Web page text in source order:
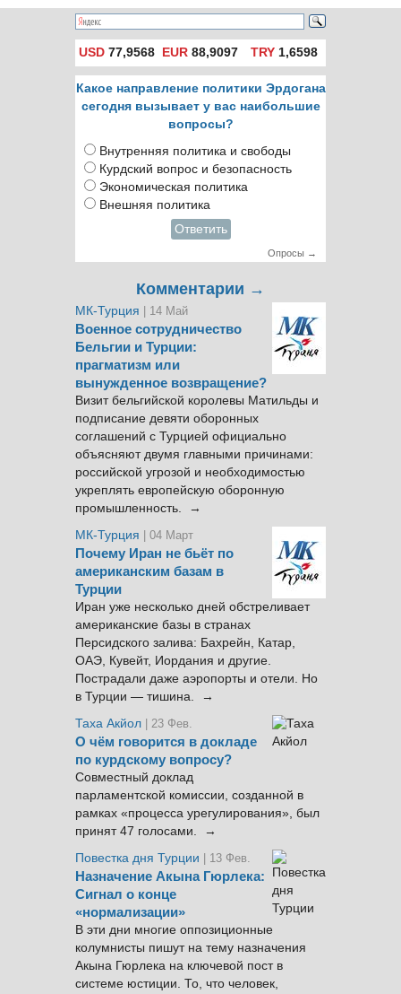
пассажиров
миллионов человек
USD 77,9568 EUR 88,9097 TRY1,6598
Какое направление политики Эрдогана
сегодня вызывает у вас наибольшие
вопросы?
Внутренняя политика и свободы
Курдский вопрос и безопасность
Экономическая политика
Внешняя политика
Ответить
Опросы →
Комментарии →
МК-Турция | 14 Май
Военное сотрудничество
Бельгии и Турции:
прагматизм или
вынужденное возвращение?
Визит бельгийской королевы Матильды и
подписание девяти оборонных
соглашений с Турцией официально
объясняют двумя главными причинами:
российской угрозой и необходимостью
укреплять европейскую оборонную
промышленность. →
МК-Турция
| 04 Март
Почему Иран не бьёт по
американским базам в
Турции
Иран уже несколько дней обстреливает
американские базы в странах
Персидского залива: Бахрейн, Катар,
ОАЭ, Кувейт, Иордания и другие.
Пострадали даже аэропорты и отели. Но
в Турции — тишина. →
Таха Акйол | 23 Фев.
О чём говорится в докладе
по курдскому вопросу?
Совместный доклад
парламентской комиссии, созданной в
рамках «процесса урегулирования», был
принят 47 голосами. →
Повестка дня Турции
| 13 Фев.
Назначение Акына Гюрлека:
Сигнал о конце
«нормализации»
В эти дни многие оппозиционные
колумнисты пишут на тему назначения
Акына Гюрлека на ключевой пост в
системе юстиции. То, что человек,